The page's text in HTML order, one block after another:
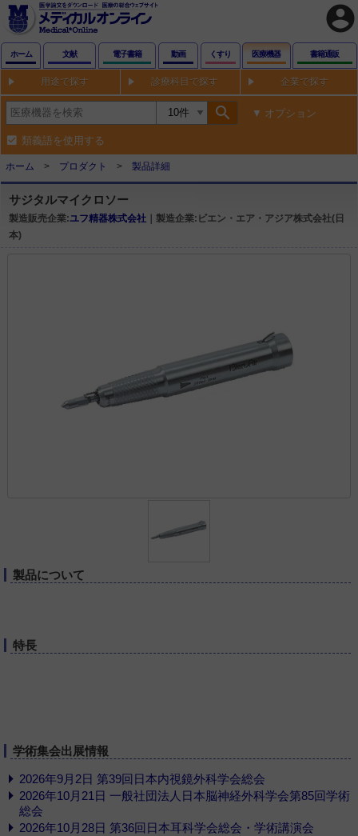
account_circle
ホーム 文献 電子書籍 動画 くすり 医療機器 書籍通販
用途で探す 診療科目で探す 企業で探す
search オプション
類義語を使用する
ホーム プロダクト 製品詳細
サジタルマイクロソー
製造販売企業:ユフ精器株式会社 ｜製造企業:ビエン・エア・アジア株式会社(日
本)
製品について
特長
学術集会出展情報
2026年9月2日 第39回日本内視鏡外科学会総会
2026年10月21日 一般社団法人日本脳神経外科学会第85回学術
総会
2026年10月28日 第36回日本耳科学会総会・学術講演会